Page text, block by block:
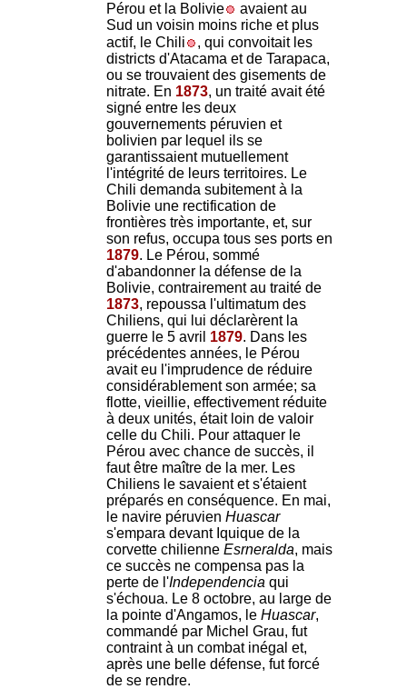
Pérou et la Bolivie
avaient au
Sud un voisin moins riche et plus
actif, le Chili
, qui convoitait les
districts d'Atacama et de Tarapaca,
ou se trouvaient des gisements de
nitrate. En 1873, un traité avait été
signé entre les deux
gouvernements péruvien et
bolivien par lequel ils se
garantissaient mutuellement
l'intégrité de leurs territoires. Le
Chili demanda subitement à la
Bolivie une rectification de
frontières très importante, et, sur
son refus, occupa tous ses ports en
1879. Le Pérou, sommé
d'abandonner la défense de la
Bolivie, contrairement au traité de
1873, repoussa l'ultimatum des
Chiliens, qui lui déclarèrent la
guerre le 5 avril 1879. Dans les
précédentes années, le Pérou
avait eu l'imprudence de réduire
considérablement son armée; sa
flotte, vieillie, effectivement réduite
à deux unités, était loin de valoir
celle du Chili. Pour attaquer le
Pérou avec chance de succès, il
faut être maître de la mer. Les
Chiliens le savaient et s'étaient
préparés en conséquence. En mai,
le navire péruvien Huascar
s'empara devant Iquique de la
corvette chilienne Esrneralda, mais
ce succès ne compensa pas la
perte de l'Independencia qui
s'échoua. Le 8 octobre, au large de
la pointe d'Angamos, le Huascar,
commandé par Michel Grau, fut
contraint à un combat inégal et,
après une belle défense, fut forcé
de se rendre.